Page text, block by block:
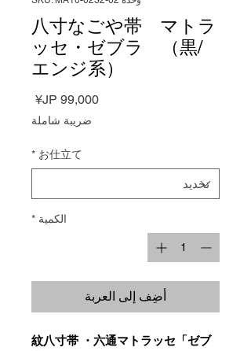
八寸なごや帯 マトラ
ッセ・ゼブラ （黒/
エンジ系）
السعر
ضريبة شاملة
お仕立て
*
الكمية *
أضِف إلى العربة
紋八寸帯 ・六通マトラッセ「ゼブ